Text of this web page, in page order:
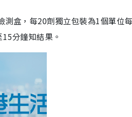
盒，每20劑獨立包裝為1個單位
分鐘知結果。